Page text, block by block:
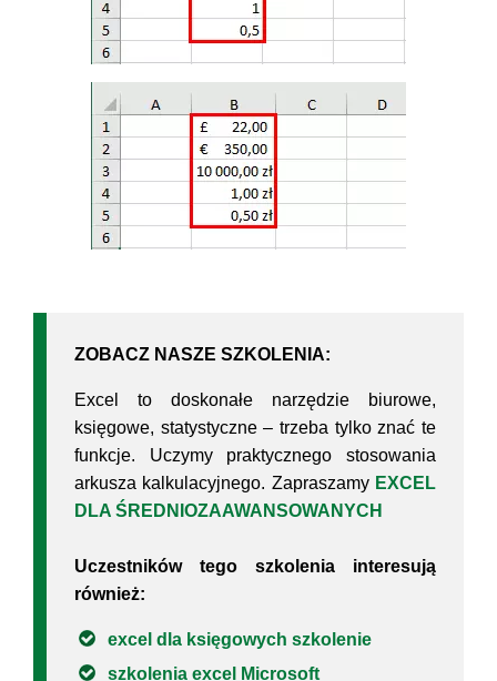
ZOBACZ NASZE SZKOLENIA:
Excel to doskonałe narzędzie biurowe,
księgowe, statystyczne – trzeba tylko znać te
funkcje. Uczymy praktycznego stosowania
arkusza kalkulacyjnego. Zapraszamy EXCEL
DLA ŚREDNIOZAAWANSOWANYCH
Uczestników tego szkolenia interesują
również:
excel dla księgowych szkolenie
szkolenia excel Microsoft